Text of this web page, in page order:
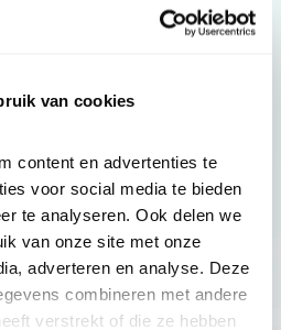
van cookies
content en advertenties te
voor social media te bieden
te analyseren. Ook delen we
van onze site met onze
adverteren en analyse. Deze
combineren met andere
verstrekt of die ze hebben
inspiratie, acties en tips
van Vogelbescherming.